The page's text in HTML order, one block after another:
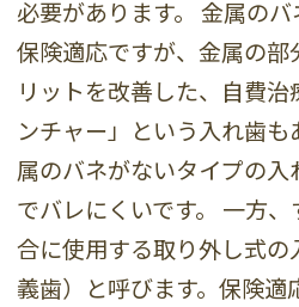
必要があります。 金属の
保険適応ですが、金属の
リットを改善した、自費
ンチャー」という入れ歯
属のバネがないタイプの
でバレにくいです。 一方
合に使用する取り外し式
義歯）と呼びます。保険